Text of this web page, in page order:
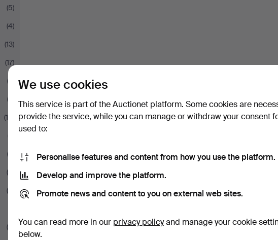
(5)
(4)
(13)
(17)
(3)
(3)
(16)
(7)
(3)
(5)
(6)
(5)
We use cookies
This service is part of the Auctionet platform. Some cookies are
provide the service, while you can manage or withdraw your consent
used to:
Personalise features and content from how you use the platform.
Develop and improve the platform.
Promote news and content to you on external web sites.
You can read more in our privacy policyand manage your cookie
below.